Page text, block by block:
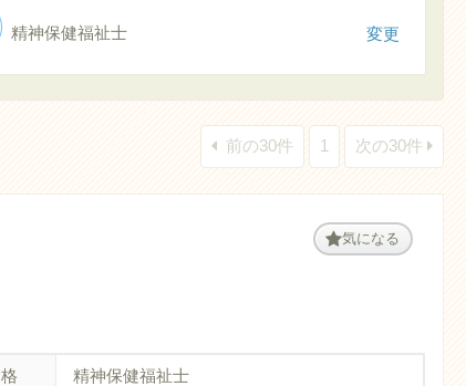
精神保健福祉士 変更
前の30件 1 次の30件
気になる
精神保健福祉士